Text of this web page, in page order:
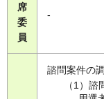
席
委
員
-
諮問案件の
（1）